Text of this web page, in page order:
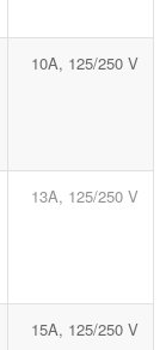
10A, 125/250 V
13A, 125/250 V
15A, 125/250 V